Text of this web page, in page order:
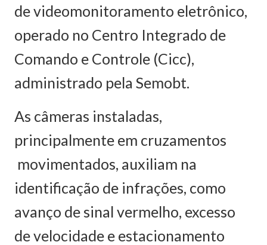
de videomonitoramento eletrônico,
operado no Centro Integrado de
Comando e Controle (Cicc),
administrado pela Semobt.
As câmeras instaladas,
principalmente em cruzamentos
movimentados, auxiliam na
identificação de infrações, como
avanço de sinal vermelho, excesso
de velocidade e estacionamento